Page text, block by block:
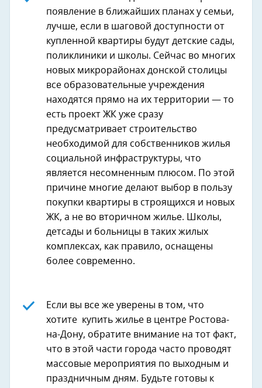
появление в ближайших планах у семьи,
лучше, если в шаговой доступности от
купленной квартиры будут детские сады,
поликлиники и школы. Сейчас во многих
новых микрорайонах донской столицы
все образовательные учреждения
находятся прямо на их территории — то
есть проект ЖК уже сразу
предусматривает строительство
необходимой для собственников жилья
социальной инфраструктуры, что
является несомненным плюсом. По этой
причине многие делают выбор в пользу
покупки квартиры в строящихся и новых
ЖК, а не во вторичном жилье. Школы,
детсады и больницы в таких жилых
комплексах, как правило, оснащены
более современно.
Если вы все же уверены в том, что
хотите купить жилье в центре Ростова-
на-Дону, обратите внимание на тот факт,
что в этой части города часто проводят
массовые мероприятия по выходным и
праздничным дням. Будьте готовы к